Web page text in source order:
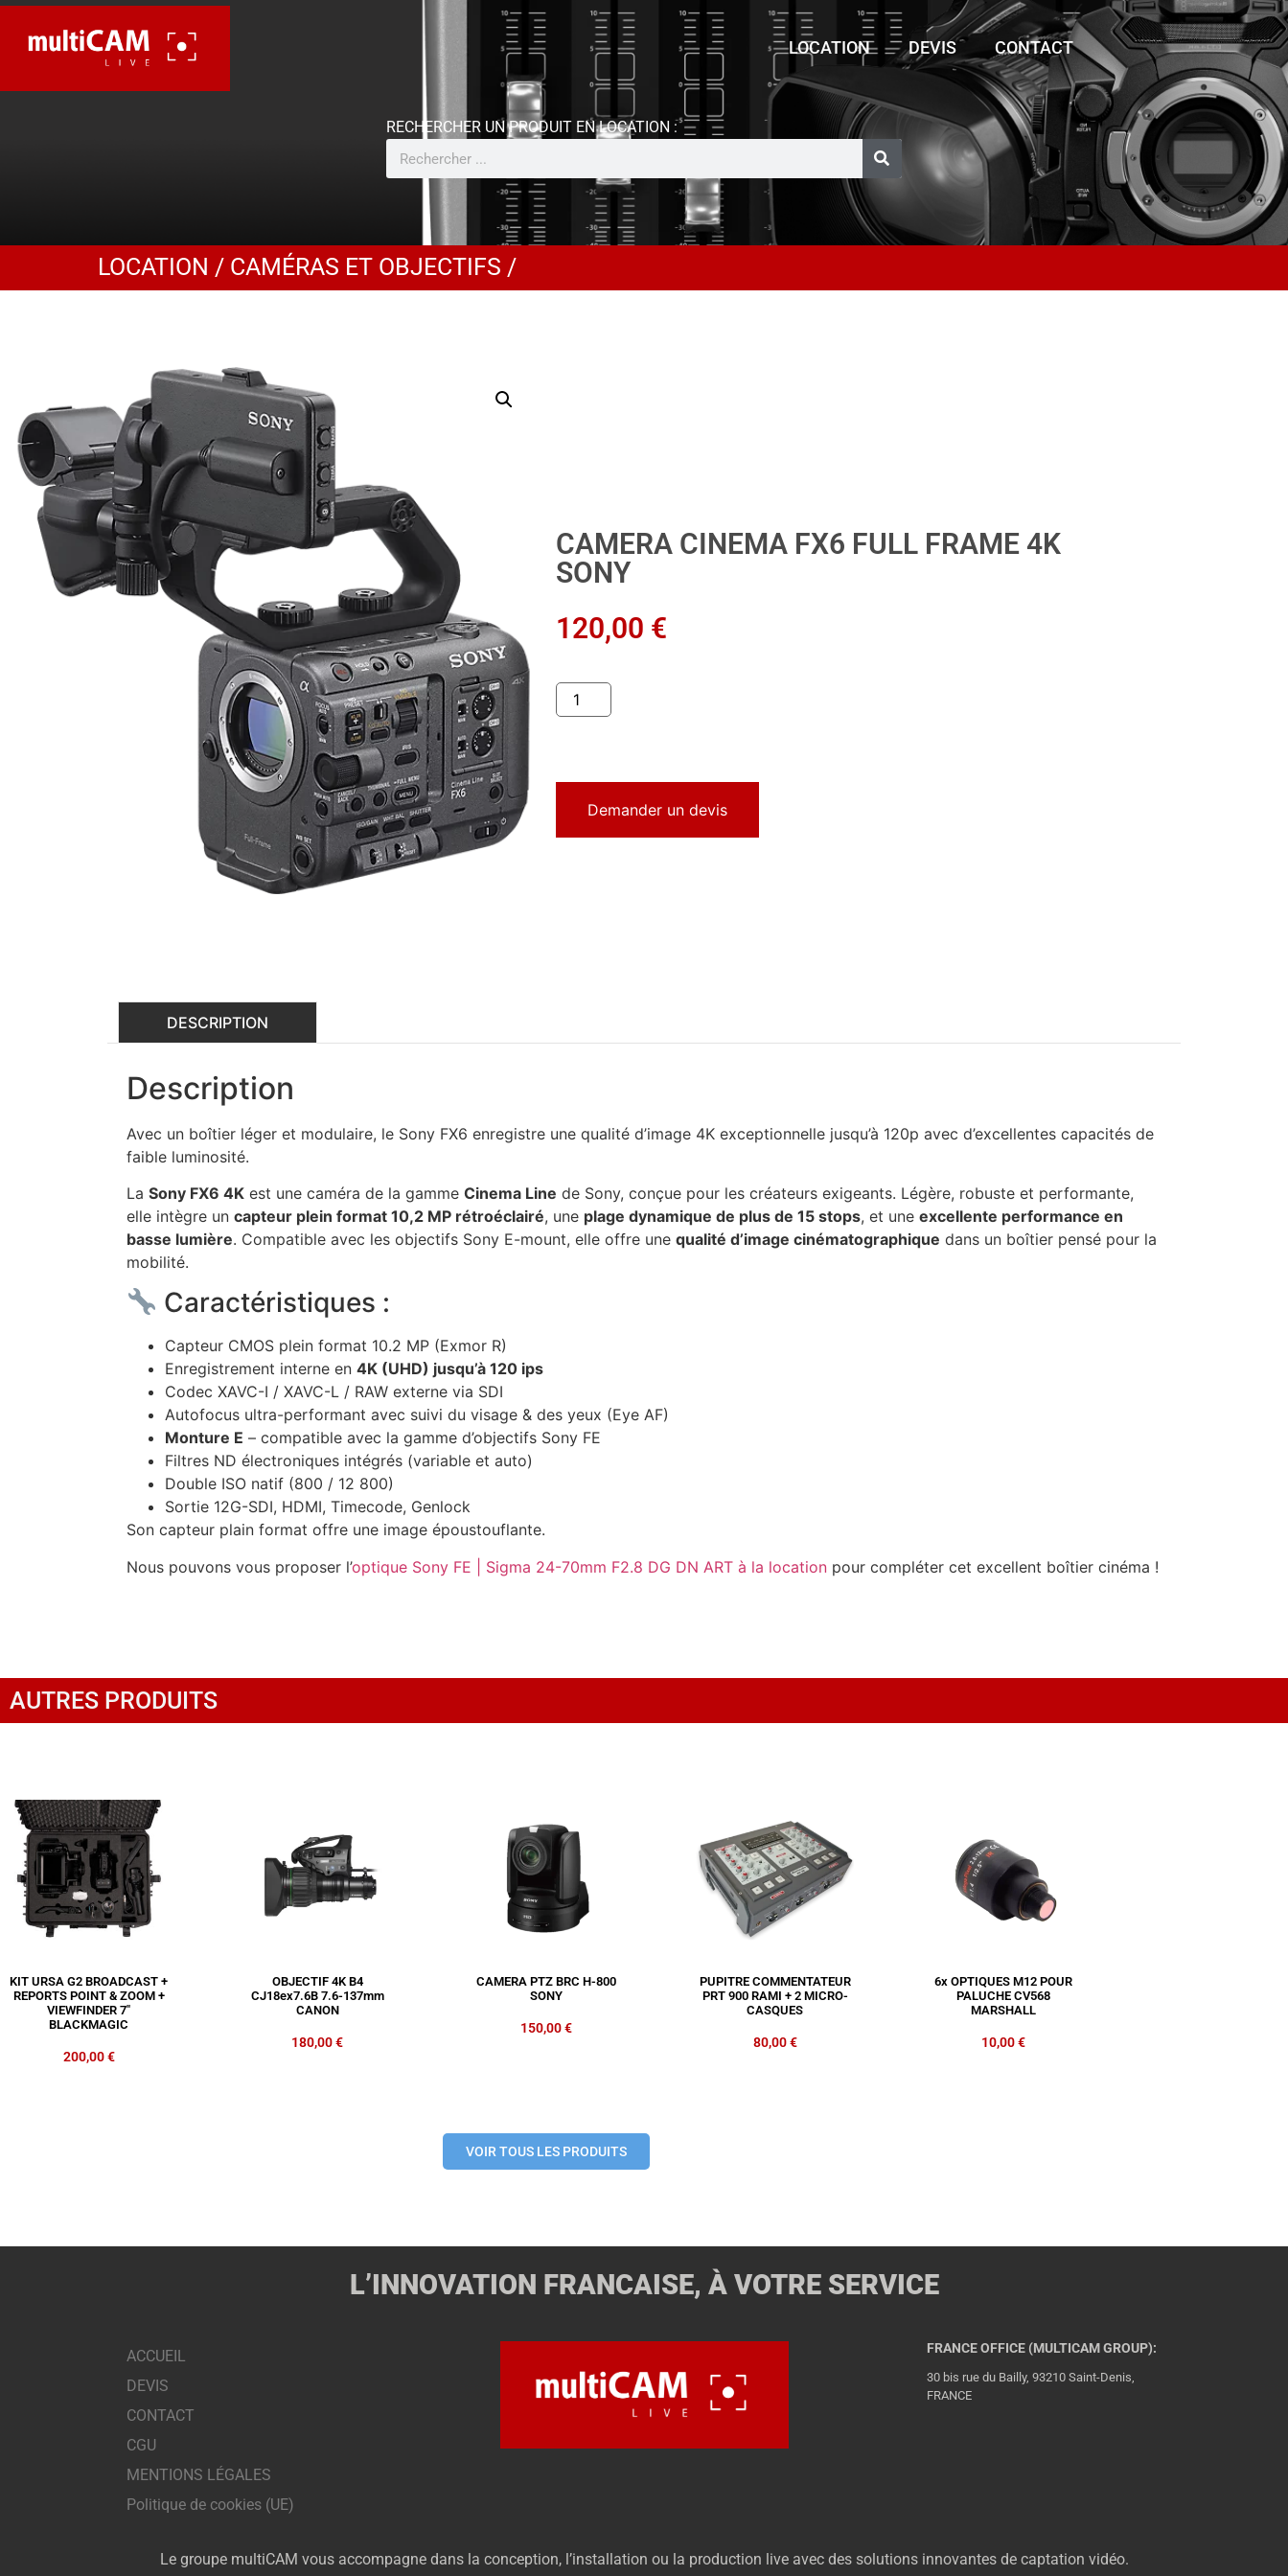
LOCATION DEVIS CONTACT
LOCATION / CAMÉRAS ET OBJECTIFS /
CAMERA CINEMA FX6 FULL FRAME 4K
SONY
120,00 €
Demander un devis
DESCRIPTION
Description
Avec un boîtier léger et modulaire, le Sony FX6 enregistre une qualité d’image 4K exceptionnelle jusqu’à 120p avec d’excellentes capacités de
faible luminosité.
La Sony FX6 4K est une caméra de la gamme Cinema Line de Sony, conçue pour les créateurs exigeants. Légère, robuste et performante,
elle intègre un capteur plein format 10,2 MP rétroéclairé, une plage dynamique de plus de 15 stops, et une excellente performance en
basse lumière. Compatible avec les objectifs Sony E-mount, elle offre une qualité d’image cinématographique dans un boîtier pensé pour la
mobilité.
Caractéristiques :
Capteur CMOS plein format 10.2 MP (Exmor R)
Enregistrement interne en 4K (UHD) jusqu’à 120 ips
Codec XAVC-I / XAVC-L / RAW externe via SDI
Autofocus ultra-performant avec suivi du visage & des yeux (Eye AF)
Monture E – compatible avec la gamme d’objectifs Sony FE
Filtres ND électroniques intégrés (variable et auto)
Double ISO natif (800 / 12 800)
Sortie 12G-SDI, HDMI, Timecode, Genlock
Son capteur plain format offre une image époustouflante.
Nous pouvons vous proposer l’optique Sony FE | Sigma 24-70mm F2.8 DG DN ART à la location pour compléter cet excellent boîtier cinéma !
AUTRES PRODUITS
KIT URSA G2 BROADCAST +
REPORTS POINT & ZOOM +
VIEWFINDER 7″
BLACKMAGIC
200,00€
OBJECTIF 4K B4
CJ18ex7.6B 7.6-137mm
CANON
180,00€
CAMERA PTZ BRC H-800
SONY
150,00€
PUPITRE COMMENTATEUR
PRT 900 RAMI + 2 MICRO-
CASQUES
80,00€
6x OPTIQUES M12 POUR
PALUCHE CV568
MARSHALL
10,00€
VOIR TOUS LES PRODUITS
L’INNOVATION FRANCAISE, À VOTRE SERVICE
ACCUEIL
DEVIS
CONTACT
CGU
MENTIONS LÉGALES
Politique de cookies (UE)
FRANCE OFFICE (MULTICAM GROUP):
30 bis rue du Bailly, 93210 Saint-Denis,
FRANCE
Le groupe multiCAM vous accompagne dans la conception, l’installation ou la production live avec des solutions innovantes de captation vidéo.